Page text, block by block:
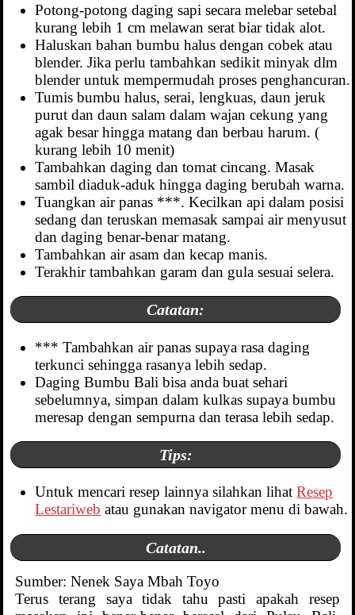
Potong-potong daging sapi secara melebar setebal
kurang lebih 1 cm melawan serat biar tidak alot.
Haluskan bahan bumbu halus dengan cobek atau
blender. Jika perlu tambahkan sedikit minyak dlm
blender untuk mempermudah proses penghancuran.
Tumis bumbu halus, serai, lengkuas, daun jeruk
purut dan daun salam dalam wajan cekung yang
agak besar hingga matang dan berbau harum. (
kurang lebih 10 menit)
Tambahkan daging dan tomat cincang. Masak
sambil diaduk-aduk hingga daging berubah warna.
Tuangkan air panas ***. Kecilkan api dalam posisi
sedang dan teruskan memasak sampai air menyusut
dan daging benar-benar matang.
Tambahkan air asam dan kecap manis.
Terakhir tambahkan garam dan gula sesuai selera.
Catatan:
*** Tambahkan air panas supaya rasa daging
terkunci sehingga rasanya lebih sedap.
Daging Bumbu Bali bisa anda buat sehari
sebelumnya, simpan dalam kulkas supaya bumbu
meresap dengan sempurna dan terasa lebih sedap.
Tips:
Untuk mencari resep lainnya silahkan lihatResep
Lestariweb atau gunakan navigator menu di bawah.
Catatan..
Sumber: Nenek Saya Mbah Toyo
Terus terang saya tidak tahu pasti apakah resep